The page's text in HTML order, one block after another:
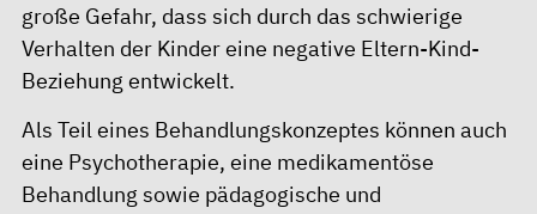
große Gefahr, dass sich durch das schwierige
Verhalten der Kinder eine negative Eltern-Kind-
Beziehung entwickelt.
Als Teil eines Behandlungskonzeptes können auch
eine Psychotherapie, eine medikamentöse
Behandlung sowie pädagogische und